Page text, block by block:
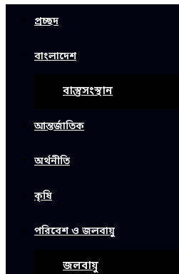
প্রচ্ছদ
বাংলাদেশ
বাস্তুসংস্থান
আন্তর্জাতিক
অর্থনীতি
কৃষি
পরিবেশ ও জলবায়ু
জলবায়ু